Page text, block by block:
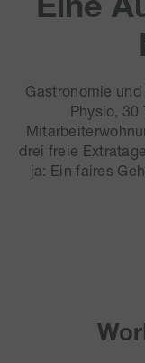
Gastronomie
Physio, 30
drei freie
ja: Ein faires